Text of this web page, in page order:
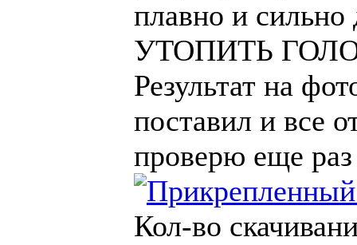
плавно и
УТОПИТЬ
Результат на
поставил и все
проверю еще раз
Кол-во